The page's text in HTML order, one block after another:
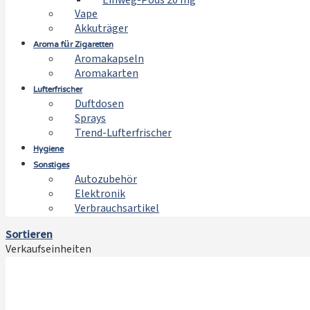
Vape
Akkuträger
Aroma für Zigaretten
Aromakapseln
Aromakarten
Lufterfrischer
Duftdosen
Sprays
Trend-Lufterfrischer
Hygiene
Sonstiges
Autozubehör
Elektronik
Verbrauchsartikel
Sortieren
Verkaufseinheiten